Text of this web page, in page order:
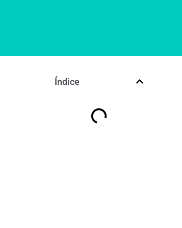
Índice